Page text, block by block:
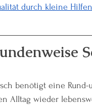
durch kleine Hilfen
benötigt eine
Alltag wieder